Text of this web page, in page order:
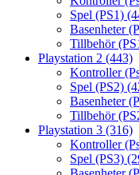
Spel (PS1)
Basenheter
Tillbehör
Playstation 2 (443)
Kontroller
Spel (PS2)
Basenheter
Tillbehör
Playstation 3 (316)
Kontroller
Spel (PS3)